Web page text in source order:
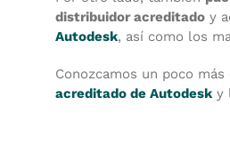
distribuidor acreditado y
Autodesk, así como los
Conozcamos un poco
acreditado de Autodesk y